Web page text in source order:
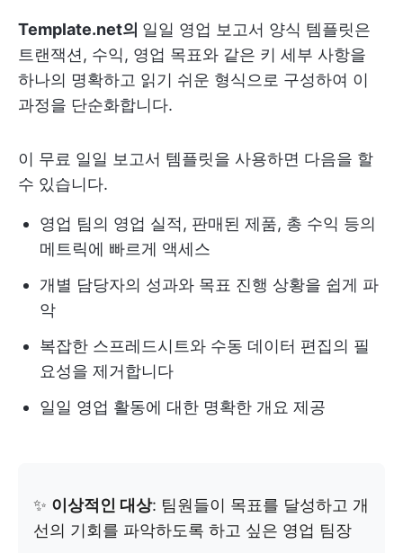
Template.net의 일일 영업 보고서 양식 템플릿은
트랜잭션, 수익, 영업 목표와 같은 키 세부 사항을
하나의 명확하고 읽기 쉬운 형식으로 구성하여 이
과정을 단순화합니다.
이 무료 일일 보고서 템플릿을 사용하면 다음을 할
수 있습니다.
영업 팀의 영업 실적, 판매된 제품, 총 수익 등의
메트릭에 빠르게 액세스
개별 담당자의 성과와 목표 진행 상황을 쉽게 파
악
복잡한 스프레드시트와 수동 데이터 편집의 필
요성을 제거합니다
일일 영업 활동에 대한 명확한 개요 제공
✨ 이상적인 대상: 팀원들이 목표를 달성하고 개
선의 기회를 파악하도록 하고 싶은 영업 팀장